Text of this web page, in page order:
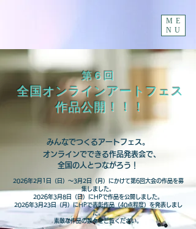
第６回
全国オンラインアートフェス
作品公開！！！
みんなでつくるアートフェス。
オンラインでできる作品発表会で、
全国の人とつながろう！
​2026年2月1日（日）～3月2日（月）にかけて第6回大会の作品を募
集しました。
2026年3月8日（日）にHPで作品を公開しました。
2026年3月23日（月）にHPで表彰作品（40点程度）を発表しまし
た。
​素敵な作品の数々をご覧ください。
ME
NU